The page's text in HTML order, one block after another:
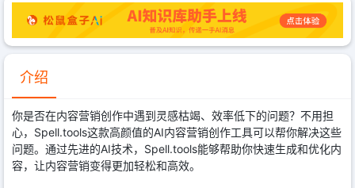
介绍
你是否在内容营销创作中遇到灵感枯竭、效率低下的问题？不用担
心，Spell.tools这款高颜值的AI内容营销创作工具可以帮你解决这些
问题。通过先进的AI技术，Spell.tools能够帮助你快速生成和优化内
容，让内容营销变得更加轻松和高效。